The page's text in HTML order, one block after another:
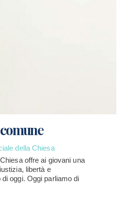
della Chiesa
offre ai giovani una
libertà e
oggi. Oggi parliamo di